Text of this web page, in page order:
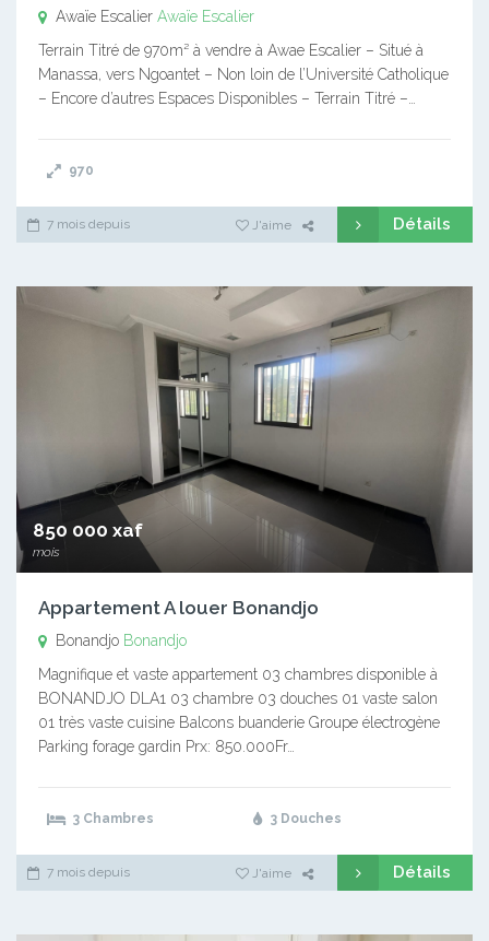
Awaïe Escalier Awaïe Escalier
Terrain Titré de 970m² à vendre à Awae Escalier – Situé à
Manassa, vers Ngoantet – Non loin de l’Université Catholique
– Encore d’autres Espaces Disponibles – Terrain Titré –…
970
7 mois depuis J'aime Détails
850 000 xaf
mois
Appartement A louer Bonandjo
Bonandjo Bonandjo
Magnifique et vaste appartement 03 chambres disponible à
BONANDJO DLA1 03 chambre 03 douches 01 vaste salon
01 très vaste cuisine Balcons buanderie Groupe électrogène
Parking forage gardin Prx: 850.000Fr…
3 Chambres 3 Douches
7 mois depuis J'aime Détails